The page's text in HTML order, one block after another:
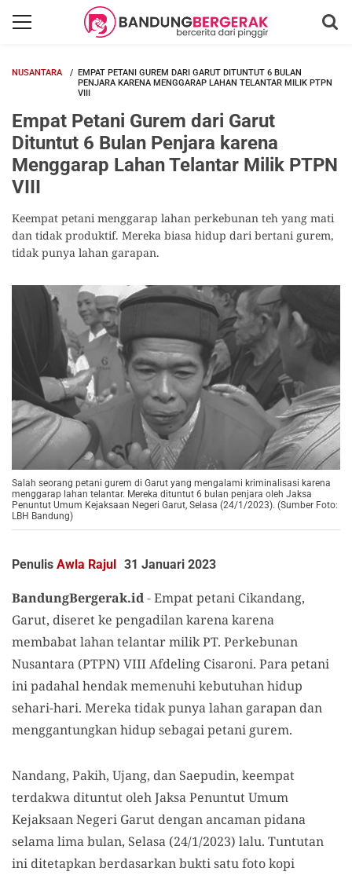
NUSANTARA
EMPAT PETANI GUREM DARI GARUT DITUNTUT 6 BULAN
PENJARA KARENA MENGGARAP LAHAN TELANTAR MILIK PTPN
VIII
Empat Petani Gurem dari Garut
Dituntut 6 Bulan Penjara karena
Menggarap Lahan Telantar Milik PTPN
VIII
Keempat petani menggarap lahan perkebunan teh yang mati
dan tidak produktif. Mereka biasa hidup dari bertani gurem,
tidak punya lahan garapan.
Salah seorang petani gurem di Garut yang mengalami kriminalisasi karena
menggarap lahan telantar. Mereka dituntut 6 bulan penjara oleh Jaksa
Penuntut Umum Kejaksaan Negeri Garut, Selasa (24/1/2023). (Sumber Foto:
LBH Bandung)
Penulis Awla Rajul 31 Januari 2023
BandungBergerak.id-Empat petani Cikandang,
Garut, diseret ke pengadilan karena karena
membabat lahan telantar milik PT. Perkebunan
Nusantara (PTPN) VIII Afdeling Cisaroni. Para petani
ini padahal hendak memenuhi kebutuhan hidup
sehari-hari. Mereka tidak punya lahan garapan dan
menggantungkan hidup sebagai petani gurem.
Nandang, Pakih, Ujang, dan Saepudin, keempat
terdakwa dituntut oleh Jaksa Penuntut Umum
Kejaksaan Negeri Garut dengan ancaman pidana
selama lima bulan, Selasa (24/1/2023) lalu. Tuntutan
ini ditetapkan berdasarkan bukti satu foto kopi